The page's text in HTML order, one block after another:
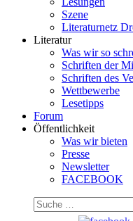
Szene
Literaturnetz
Literatur
Was wir so
Schriften der
Schriften des
Wettbewerbe
Lesetipps
Forum
Öffentlichkeit
Was wir bieten
Presse
Newsletter
FACEBOOK
Suchen